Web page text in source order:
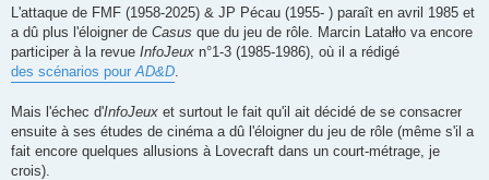
L'attaque de FMF (1958-2025) & JP Pécau (1955- ) paraît en avril 1985 et
a dû plus l'éloigner de Casus que du jeu de rôle. Marcin Latałło va encore
participer à la revue InfoJeux n°1-3 (1985-1986), où il a rédigé
des scénarios pour AD&D
Mais l'échec d'InfoJeux et surtout le fait qu'il ait décidé de se consacrer
ensuite à ses études de cinéma a dû l'éloigner du jeu de rôle (même s'il a
fait encore quelques allusions à Lovecraft dans un court-métrage, je
crois).